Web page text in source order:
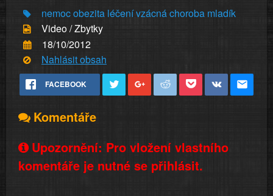
nemocobezita léčenívzácnáchoroba mladík
Video / Zbytky
18/10/2012
Nahlásit obsah
FACEBOOK
Komentáře
Upozornění: Pro vložení vlastního
komentáře je nutné se přihlásit.